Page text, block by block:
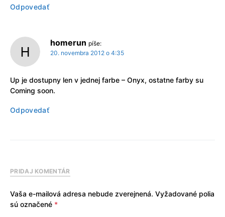
Odpovedať
homerun píše:
20. novembra 2012 o 4:35
Up je dostupny len v jednej farbe – Onyx, ostatne farby su
Coming soon.
Odpovedať
PRIDAJ KOMENTÁR
Vaša e-mailová adresa nebude zverejnená. Vyžadované polia
sú označené *